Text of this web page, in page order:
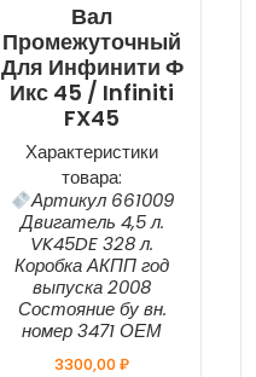
Вал
Промежуточный
Для Инфинити Ф
Икс 45 / Infiniti
FX45
Характеристики
товара:
Артикул 661009
Двигатель 4,5 л.
VK45DE 328 л.
Коробка АКПП год
выпуска 2008
Состояние бу вн.
номер 3471 ОЕМ
3300,00₽